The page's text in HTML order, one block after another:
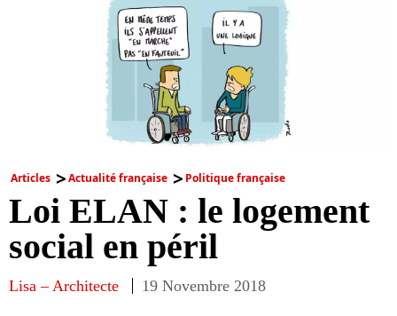
Articles Actualité française Politique française
Loi ELAN : le logement
social en péril
Lisa – Architecte 19 Novembre 2018